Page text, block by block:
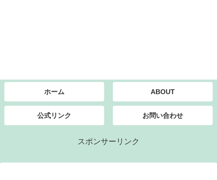
ホーム ABOUT
公式リンク お問い合わせ
スポンサーリンク